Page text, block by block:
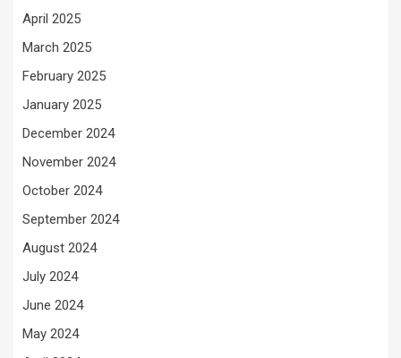
April 2025
March 2025
February 2025
January 2025
December 2024
November 2024
October 2024
September 2024
August 2024
July 2024
June 2024
May 2024